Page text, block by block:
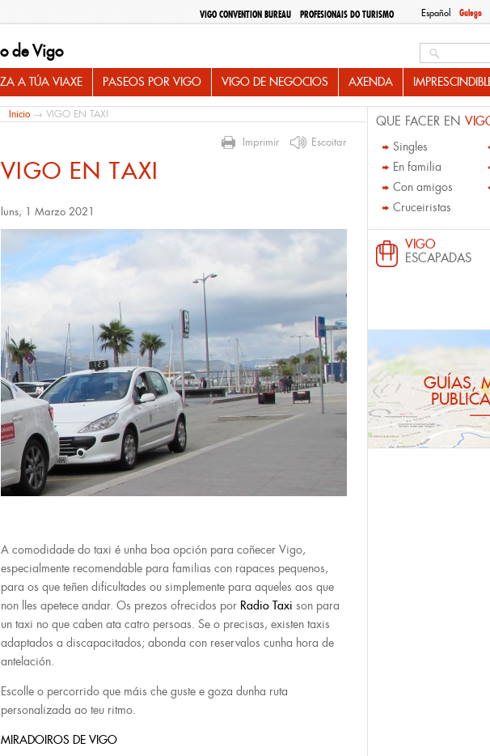
Español Galego
VIGO CONVENTION BUREAU PROFESIONAIS DO TURISMO
de Vigo
A TÚA VIAXE PASEOS POR VIGO VIGO DE NEGOCIOS AXENDA
Inicio→ VIGO EN TAXI
Imprimir Escoitar
VIGO EN TAXI
luns, 1 Marzo 2021
A comodidade do taxi é unha boa opción para coñecer Vigo,
especialmente recomendable para familias con rapaces pequenos,
para os que teñen dificultades ou simplemente para aqueles aos que
non lles apetece andar. Os prezos ofrecidos por Radio Taxi son para
un taxi no que caben ata catro persoas. Se o precisas, existen taxis
adaptados a discapacitados; abonda con reservalos cunha hora de
antelación.
Escolle o percorrido que máis che guste e goza dunha ruta
personalizada ao teu ritmo.
MIRADOIROS DE VIGO
QUE FACER EN
Singles
En familia
Con amigos
Cruceiristas
VIGO
ESCAPADAS
GUÍAS,